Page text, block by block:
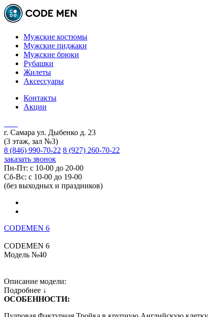
Мужские костюмы
Мужские пиджаки
Мужские брюки
Рубашки
Жилеты
Аксессуары
Контакты
Акции
г. Самара ул. Дыбенко д. 23
(3 этаж, зал №3)
8 (846) 990-70-22 8 (927) 260-70-22
заказать звонок
Пн-Пт: с 10-00 до 20-00
Сб-Вс: с 10-00 до 19-00
(без выходных и праздников)
CODEMEN 6
CODEMEN 6
Модель №40
Описание модели:
Подробнее ↓
ОСОБЕННОСТИ: